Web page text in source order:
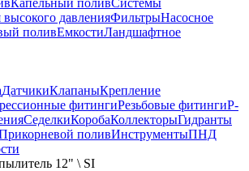
давленияФильтрыНасосное
поливЕмкостиЛандшафтное
ДатчикиКлапаныКрепление
фитингиРезьбовые фитингиP-
СеделкиКоробаКоллекторыГидранты
поливИнструментыПНД
12" \ SI